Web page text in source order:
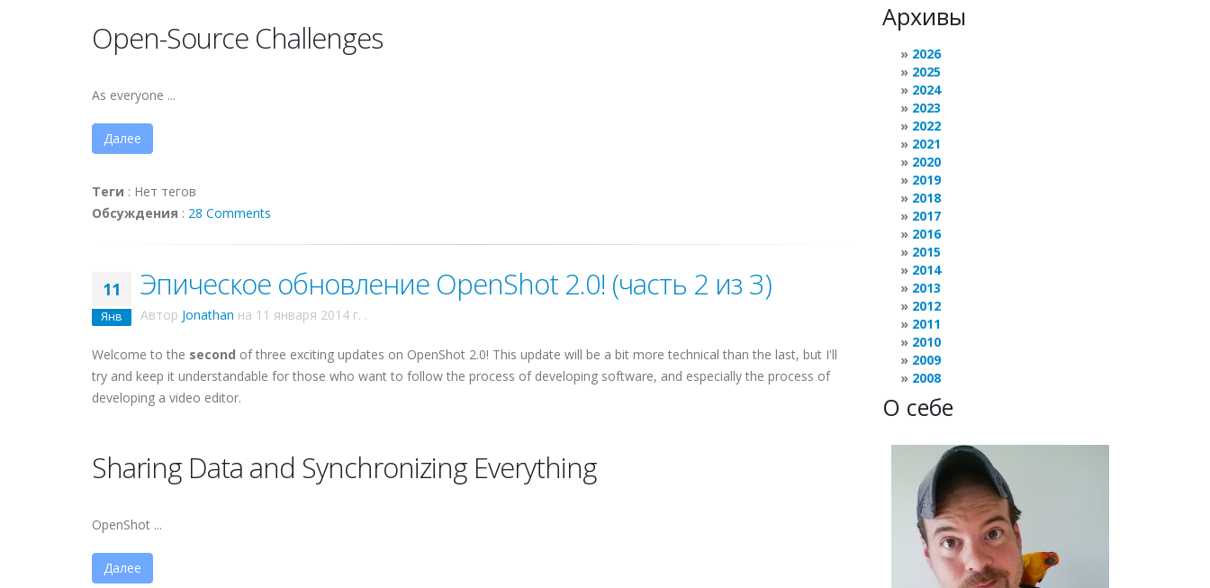
Open-Source Challenges
As everyone ...
Далее
Теги : Нет тегов
Обсуждения : 28 Comments
11
Янв
Эпическое обновление OpenShot 2.0! (часть 2 из 3)
Автор Jonathan на 11 января 2014 г. .
Welcome to the second of three exciting updates on OpenShot 2.0! This update will be a bit more technical than the last, but I'll
try and keep it understandable for those who want to follow the process of developing software, and especially the process of
developing a video editor.
Sharing Data and Synchronizing Everything
OpenShot ...
Далее
Архивы
2026
2025
2024
2023
2022
2021
2020
2019
2018
2017
2016
2015
2014
2013
2012
2011
2010
2009
2008
О себе